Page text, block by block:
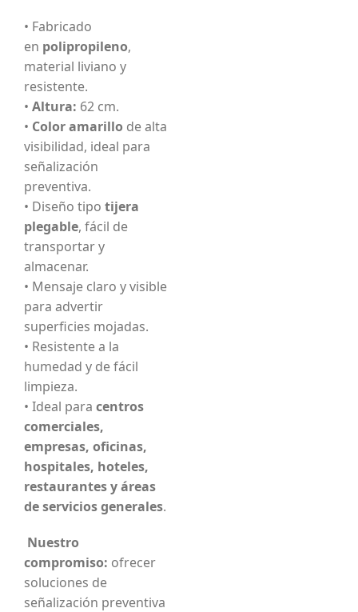
• Fabricado
en polipropileno,
material liviano y
resistente.
• Altura: 62 cm.
• Color amarillo de alta
visibilidad, ideal para
señalización
preventiva.
• Diseño tipo tijera
plegable, fácil de
transportar y
almacenar.
• Mensaje claro y visible
para advertir
superficies mojadas.
• Resistente a la
humedad y de fácil
limpieza.
• Ideal para centros
comerciales,
empresas, oficinas,
hospitales, hoteles,
restaurantes y áreas
de servicios generales.
Nuestro
compromiso: ofrecer
soluciones de
señalización preventiva